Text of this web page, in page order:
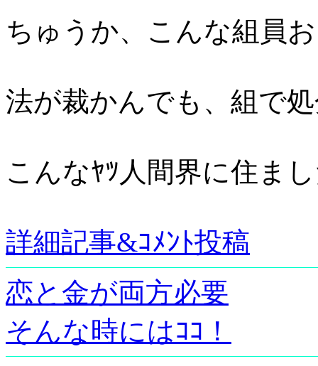
ちゅうか、こんな組員
法が裁かんでも、組で
こんなﾔﾂ人間界に住ま
詳細記事&ｺﾒﾝﾄ投稿
恋と金が両方必要
そんな時にはｺｺ！